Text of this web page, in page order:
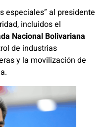
especiales” al presidente
incluidos el
Nacional Bolivariana
de industrias
y la movilización de